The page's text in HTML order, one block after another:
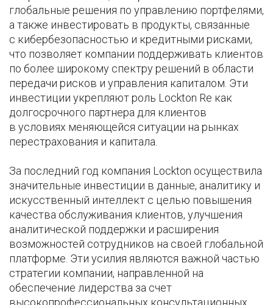
глобальные решения по управлению портфелями,
а также инвестировать в продукты, связанные
с кибербезопасностью и кредитными рисками,
что позволяет компании поддерживать клиентов
по более широкому спектру решений в области
передачи рисков и управления капиталом. Эти
инвестиции укрепляют роль Lockton Re как
долгосрочного партнера для клиентов
в условиях меняющейся ситуации на рынках
перестрахования и капитала.
За последний год компания Lockton осуществила
значительные инвестиции в данные, аналитику и
искусственный интеллект с целью повышения
качества обслуживания клиентов, улучшения
аналитической поддержки и расширения
возможностей сотрудников на своей глобальной
платформе. Эти усилия являются важной частью
стратегии компании, направленной на
обеспечение лидерства за счет
высокопрофессиональных консультационных